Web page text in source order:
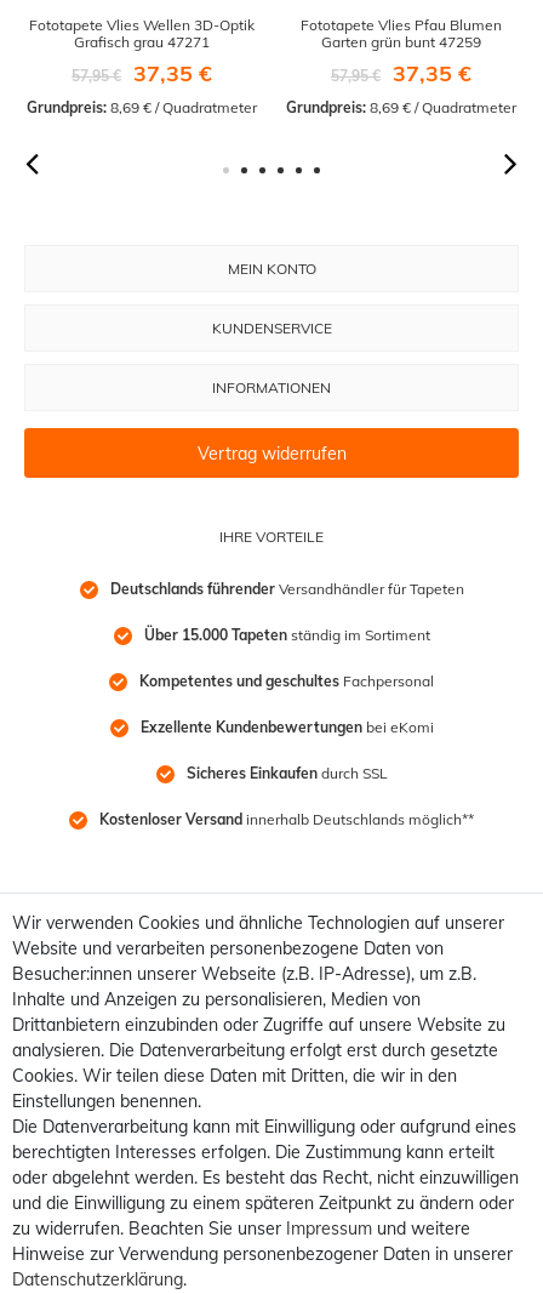
Fototapete Vlies Wellen 3D-Optik
Grafisch grau 47271
57,95 €
37,35 €
Grundpreis: 8,69 € / Quadratmeter
Fototapete Vlies Pfau Blumen
Garten grün bunt 47259
57,95 €
37,35 €
Grundpreis: 8,69 € / Quadratmeter
IHRE VORTEILE
Deutschlands führender Versandhändler für Tapeten
Über 15.000 Tapeten ständig im Sortiment
Kompetentes und geschultes Fachpersonal
Exzellente Kundenbewertungen bei eKomi
Sicheres Einkaufen durch SSL
Kostenloser Versand innerhalb Deutschlands möglich**
MEIN KONTO
KUNDENSERVICE
INFORMATIONEN
Vertrag widerrufen
Wir verwenden Cookies und ähnliche Technologien auf unserer
Website und verarbeiten personenbezogene Daten von
Besucher:innen unserer Webseite (z.B. IP-Adresse), um z.B.
Inhalte und Anzeigen zu personalisieren, Medien von
Drittanbietern einzubinden oder Zugriffe auf unsere Website zu
analysieren. Die Datenverarbeitung erfolgt erst durch gesetzte
Cookies. Wir teilen diese Daten mit Dritten, die wir in den
Einstellungen benennen.
Die Datenverarbeitung kann mit Einwilligung oder aufgrund eines
berechtigten Interesses erfolgen. Die Zustimmung kann erteilt
oder abgelehnt werden. Es besteht das Recht, nicht einzuwilligen
und die Einwilligung zu einem späteren Zeitpunkt zu ändern oder
zu widerrufen. Beachten Sie unser Impressum und weitere
Hinweise zur Verwendung personenbezogener Daten in unserer
Daten­schutz­erklärung.